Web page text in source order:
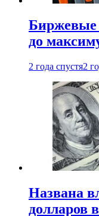
Биржевые
до
2 года спустя2
Названа
долларов